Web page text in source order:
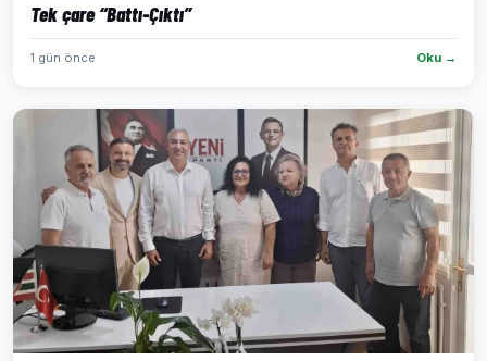
Tek çare “Battı-Çıktı”
1 gün önce Oku →